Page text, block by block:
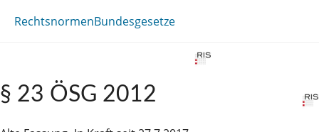
RechtsnormenBundesgesetze
§ 23 ÖSG 2012